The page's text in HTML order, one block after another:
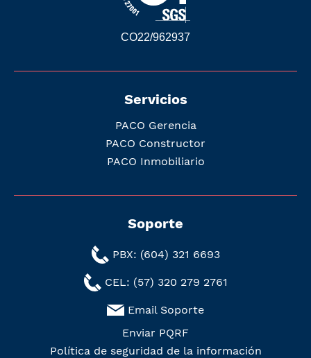
CO22/962937
Servicios
PACO Gerencia
PACO Constructor
PACO Inmobiliario
Soporte
PBX: (604) 321 6693
CEL: (57) 320 279 2761
Email Soporte
Enviar PQRF
Política de seguridad de la información